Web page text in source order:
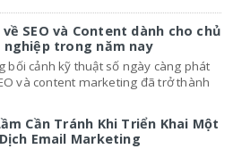
SEO và Content dành cho chủ
nghiệp trong năm nay
bối cảnh kỹ thuật số ngày càng phát
và content marketing đã trở thành
Cần Tránh Khi Triển Khai Một
Email Marketing